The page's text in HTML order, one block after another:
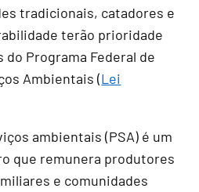
tradicionais, catadores e
terão prioridade
Programa Federal de
Ambientais (Lei
ambientais (PSA) é um
que remunera produtores
e comunidades